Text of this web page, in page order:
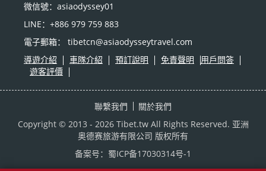
微信號：asiaodyssey01
LINE：+886 979 759 883
電子郵箱： tibetcn@asiaodysseytravel.com
導遊介紹
車隊介紹 預訂說明 免責聲明
用戶問答
遊客評價
聯繫我們
關於我們
Copyright © 2013 - 2026 Tibet.tw All Rights Reserved. 亚洲
奥德赛旅游有限公司 版权所有
备案号： 蜀ICP备17030314号-1